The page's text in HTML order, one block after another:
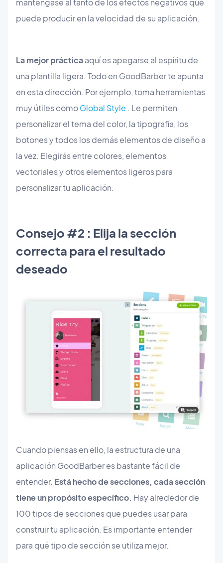
manténgase al tanto de los efectos negativos que
puede producir en la velocidad de su aplicación.
La mejor prácticaaquí es apegarse al espíritu de
una plantilla ligera. Todo en GoodBarber te apunta
en esta dirección. Por ejemplo, toma herramientas
muy útiles comoGlobal Style . Le permiten
personalizar el tema del color, la tipografía, los
botones y todos los demás elementos de diseño a
la vez. Elegirás entre colores, elementos
vectoriales y otros elementos ligeros para
personalizar tu aplicación.
Consejo #2 : Elija la sección
correcta para el resultado
deseado
Cuando piensas en ello, la estructura de una
aplicación GoodBarber es bastante fácil de
entender. Está hecho de secciones, cada sección
tiene un propósito específico. Hay alrededor de
100 tipos de secciones que puedes usar para
construir tu aplicación. Es importante entender
para qué tipo de sección se utiliza mejor.